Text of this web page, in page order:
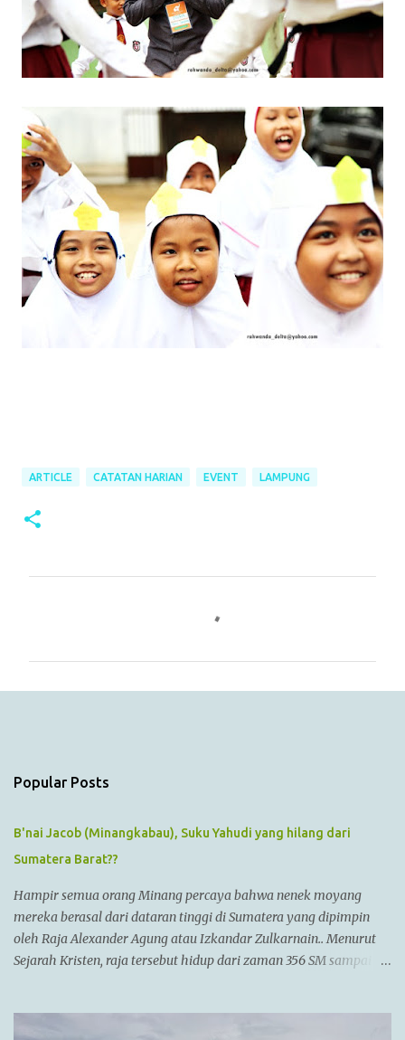
ARTICLE CATATAN HARIAN EVENT LAMPUNG
s
Popular Posts
B'nai Jacob (Minangkabau), Suku Yahudi yang hilang dari
Sumatera Barat??
Hampir semua orang Minang percaya bahwa nenek moyang
mereka berasal dari dataran tinggi di Sumatera yang dipimpin
oleh Raja Alexander Agung atau Izkandar Zulkarnain.. Menurut
Sejarah Kristen, raja tersebut hidup dari zaman 356 SM sampai